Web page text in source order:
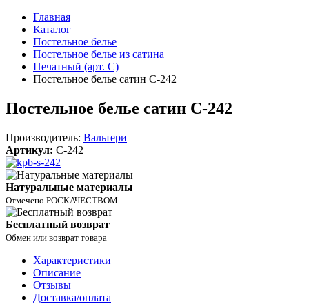
Главная
Каталог
Постельное белье
Постельное белье из сатина
Печатный (арт. С)
Постельное белье сатин С-242
Постельное белье сатин С-242
Производитель: Вальтери
Артикул: C-242
Натуральные материалы
Отмечено РОСКАЧЕСТВОМ
Бесплатный возврат
Обмен или возврат товара
Характеристики
Описание
Отзывы
Доставка/оплата